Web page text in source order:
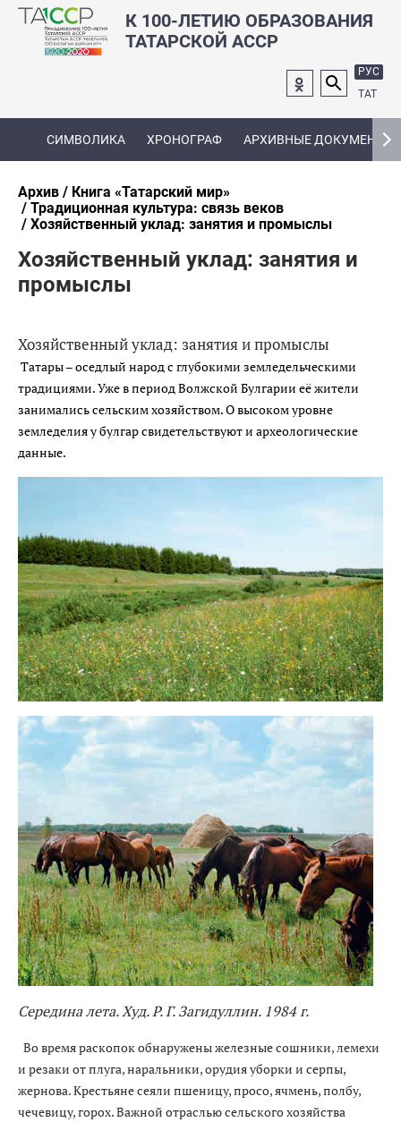
К 100-ЛЕТИЮ ОБРАЗОВАНИЯ
ТАТАРСКОЙ АССР
РУС
ТАТ
СИМВОЛИКА ХРОНОГРАФ АРХИВНЫЕ ДОКУМЕНТЫ
Архив
Книга «Татарский мир»
Традиционная культура: связь веков
Хозяйственный уклад: занятия и промыслы
Хозяйственный уклад: занятия и
промыслы
Хозяйственный уклад: занятия и промыслы
Татары – оседлый народ с глубокими земледельческими
традициями. Уже в период Волжской Булгарии её жители
занимались сельским хозяйством. О высоком уровне
земледелия у булгар свидетельствуют и археологические
данные.
Середина лета. Худ. Р. Г. Загидуллин. 1984 г.
Во время раскопок обнаружены железные сошники, лемехи
и резаки от плуга, наральники, орудия уборки и серпы,
жернова. Крестьяне сеяли пшеницу, просо, ячмень, полбу,
чечевицу, горох. Важной отраслью сельского хозяйства